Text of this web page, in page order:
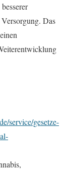
Das
service/gesetze-